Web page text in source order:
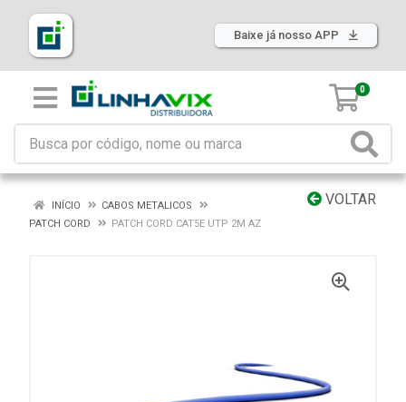
Baixe já nosso APP
0
VOLTAR
INÍCIO
CABOS METALICOS
PATCH CORD
PATCH CORD CAT5E UTP 2M AZ